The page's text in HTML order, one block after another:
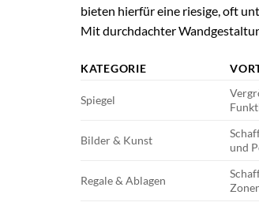
bieten hierfür eine riesige, oft
Mit durchdachter
KATEGORIE
Spiegel
Bilder & Kunst
und
Regale & Ablagen